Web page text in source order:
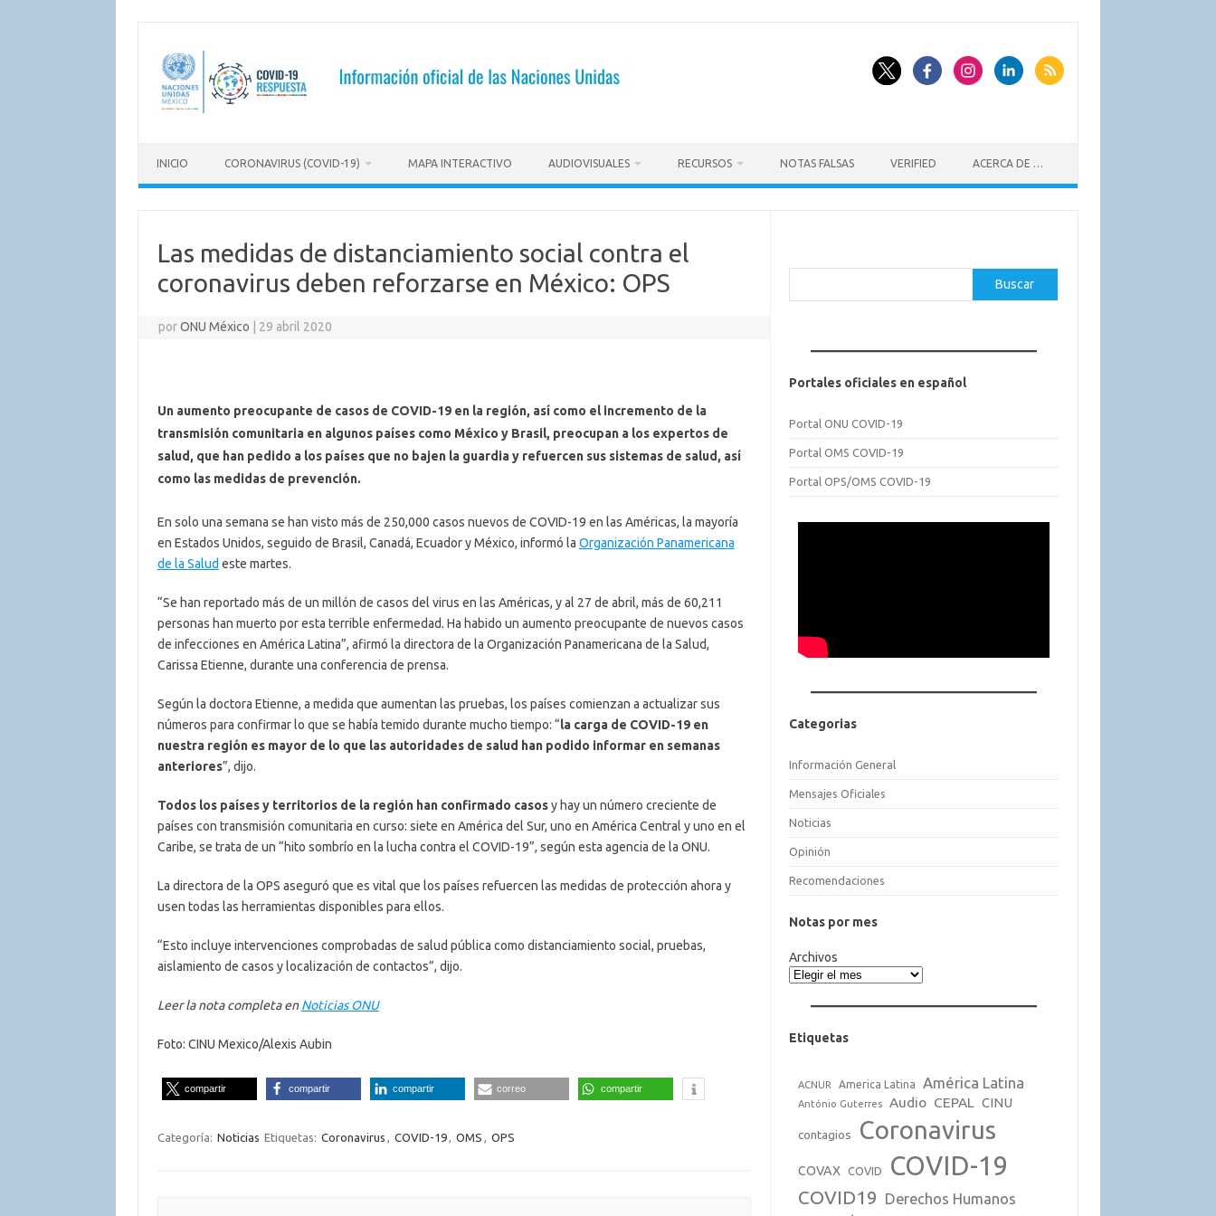
contenido
INICIO CORONAVIRUS (COVID-19) MAPA INTERACTIVO AUDIOVISUALES RECURSOS NOTAS FALSAS VERIFIED ACERCA DE …
Las medidas de distanciamiento social contra el
coronavirus deben reforzarse en México: OPS
porONU México 29 abril 2020
Un aumento preocupante de casos de COVID-19 en la región, así como el incremento de la
transmisión comunitaria en algunos países como México y Brasil, preocupan a los expertos de
salud, que han pedido a los países que no bajen la guardia y refuercen sus sistemas de salud, así
como las medidas de prevención.
En solo una semana se han visto más de 250,000 casos nuevos de COVID-19 en las Américas, la mayoría
en Estados Unidos, seguido de Brasil, Canadá, Ecuador y México, informó la Organización Panamericana
de la Salud este martes.
“Se han reportado más de un millón de casos del virus en las Américas, y al 27 de abril, más de 60,211
personas han muerto por esta terrible enfermedad. Ha habido un aumento preocupante de nuevos casos
de infecciones en América Latina”, afirmó la directora de la Organización Panamericana de la Salud,
Carissa Etienne, durante una conferencia de prensa.
Según la doctora Etienne, a medida que aumentan las pruebas, los países comienzan a actualizar sus
números para confirmar lo que se había temido durante mucho tiempo: “la carga de COVID-19 en
nuestra región es mayor de lo que las autoridades de salud han podido informar en semanas
anteriores”, dijo.
Todos los países y territorios de la región han confirmado casosy hay un número creciente de
países con transmisión comunitaria en curso: siete en América del Sur, uno en América Central y uno en el
Caribe, se trata de un “hito sombrío en la lucha contra el COVID-19”, según esta agencia de la ONU.
La directora de la OPS aseguró que es vital que los países refuercen las medidas de protección ahora y
usen todas las herramientas disponibles para ellos.
“Esto incluye intervenciones comprobadas de salud pública como distanciamiento social, pruebas,
aislamiento de casos y localización de contactos”, dijo.
Leer la nota completa enNoticias ONU
Foto: CINU Mexico/Alexis Aubin
compartir compartir compartir correo compartir
Categoría: Noticias Etiquetas: Coronavirus , COVID-19, OMS , OPS
Buscar
Portales oficiales en español
Portal ONU COVID-19
Portal OMS COVID-19
Portal OPS/OMS COVID-19
Categorias
Información General
Mensajes Oficiales
Noticias
Opinión
Recomendaciones
Notas por mes
Archivos
Etiquetas
ACNUR America Latina América Latina
António Guterres Audio CEPAL CINU
contagios Coronavirus
COVAX COVID COVID-19
COVID19 Derechos Humanos